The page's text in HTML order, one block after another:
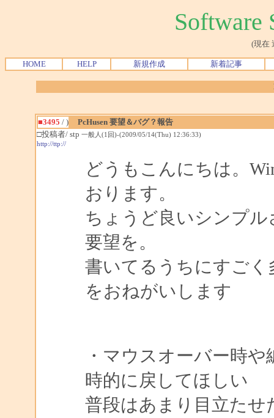
Software
(現在
HOME HELP 新規作成 新着記事
■3495 / )
PcHusen 要望＆バグ？報告
□投稿者/ stp 一般人(1回)-(2009/05/14(Thu) 12:36:33)
http://ttp://
どうもこんにちは。
おります。
ちょうど良いシンプ
要望を。
書いてるうちにすご
をおねがいします
・マウスオーバー時
時的に戻してほしい
普段はあまり目立たせ